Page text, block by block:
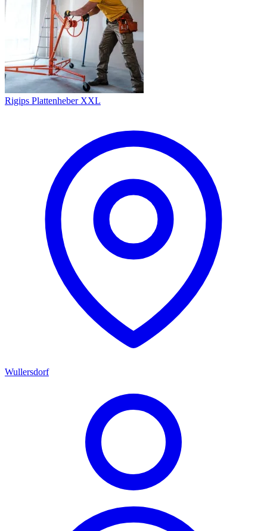
Rigips Plattenheber XXL
Wullersdorf